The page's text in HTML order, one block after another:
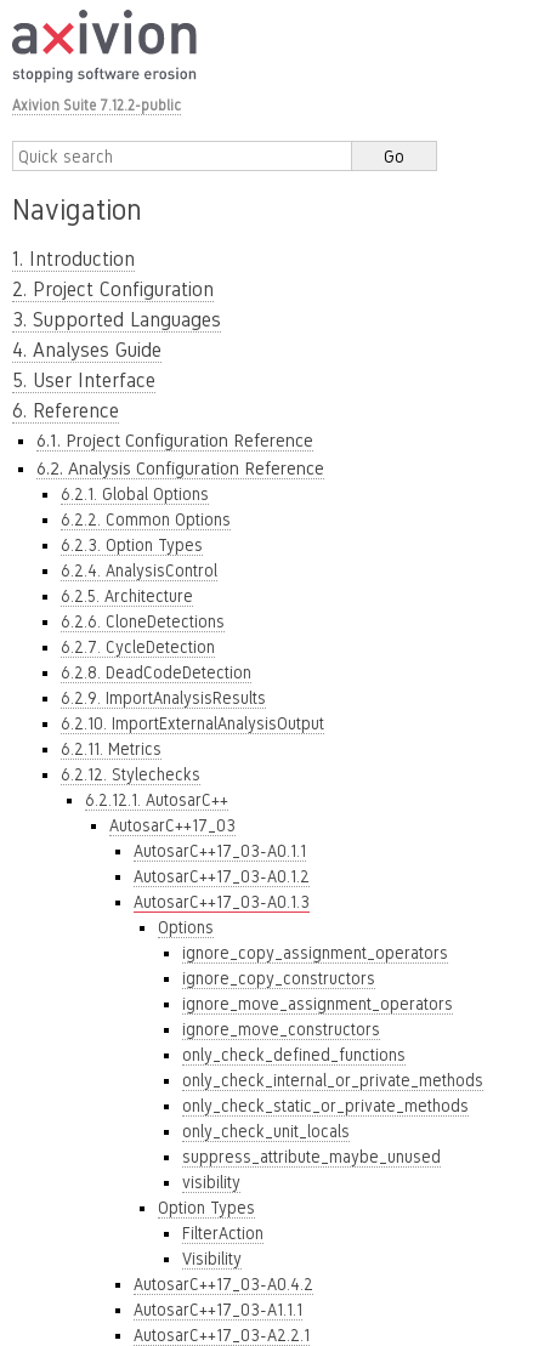
Axivion Suite 7.12.2-public
Navigation
1. Introduction
2. Project Configuration
3. Supported Languages
4. Analyses Guide
5. User Interface
6. Reference
6.1. Project Configuration Reference
6.2. Analysis Configuration Reference
6.2.1. Global Options
6.2.2. Common Options
6.2.3. Option Types
6.2.4. AnalysisControl
6.2.5. Architecture
6.2.6. CloneDetections
6.2.7. CycleDetection
6.2.8. DeadCodeDetection
6.2.9. ImportAnalysisResults
6.2.10. ImportExternalAnalysisOutput
6.2.11. Metrics
6.2.12. Stylechecks
6.2.12.1. AutosarC++
AutosarC++17_03
AutosarC++17_03-A0.1.1
AutosarC++17_03-A0.1.2
AutosarC++17_03-A0.1.3
Options
ignore_copy_assignment_operators
ignore_copy_constructors
ignore_move_assignment_operators
ignore_move_constructors
only_check_defined_functions
only_check_internal_or_private_methods
only_check_static_or_private_methods
only_check_unit_locals
suppress_attribute_maybe_unused
visibility
Option Types
FilterAction
Visibility
AutosarC++17_03-A0.4.2
AutosarC++17_03-A1.1.1
AutosarC++17_03-A2.2.1